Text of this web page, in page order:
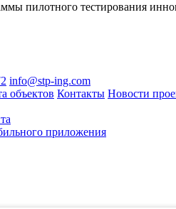
пилотного тестирования
info@stp-ing.com
объектов Контакты Новости
приложения